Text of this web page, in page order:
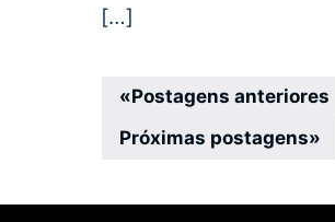
[…]
Navegação
por
«Postagens anteriores
Próximas postagens»